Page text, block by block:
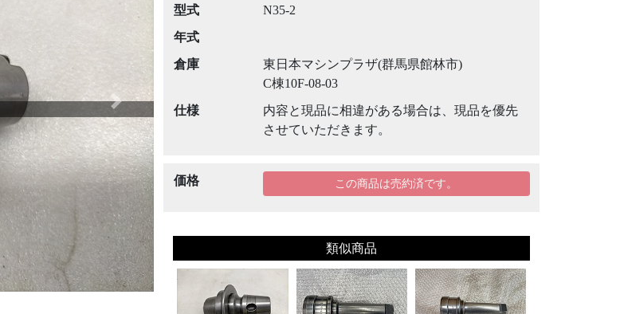
Next
型式
N35-2
年式
倉庫
東日本マシンプラザ(群馬県館林市)
C棟10F-08-03
仕様
内容と現品に相違がある場合は、現品を優先
させていただきます。
価格 この商品は売約済です。
類似商品